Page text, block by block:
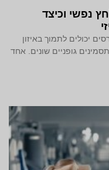
נפשי וכיצד
יכולים לתמוך באיזון
גופניים שונים. אחד